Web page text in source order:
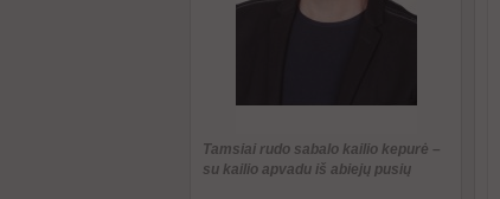
Tamsiai rudo sabalo kailio kepurė –
su kailio apvadu iš abiejų pusių